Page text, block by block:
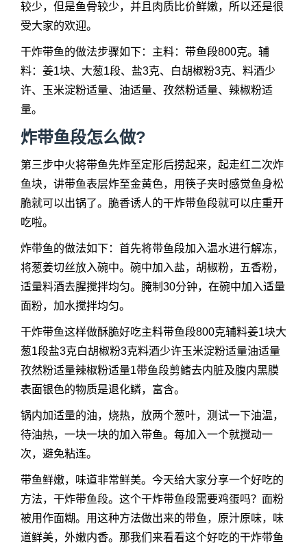
较少，但是鱼骨较少，并且肉质比价鲜嫩，所以还是很
受大家的欢迎。
干炸带鱼的做法步骤如下：主料：带鱼段800克。辅
料：姜1块、大葱1段、盐3克、白胡椒粉3克、料酒少
许、玉米淀粉适量、油适量、孜然粉适量、辣椒粉适
量。
炸带鱼段怎么做?
第三步中火将带鱼先炸至定形后捞起来，起走红二次炸
鱼块，讲带鱼表层炸至金黄色，用筷子夹时感觉鱼身松
脆就可以出锅了。脆香诱人的干炸带鱼段就可以庄重开
吃啦。
炸带鱼的做法如下：首先将带鱼段加入温水进行解冻，
将葱姜切丝放入碗中。碗中加入盐，胡椒粉，五香粉，
适量料酒去腥搅拌均匀。腌制30分钟，在碗中加入适量
面粉，加水搅拌均匀。
干炸带鱼这样做酥脆好吃主料带鱼段800克辅料姜1块大
葱1段盐3克白胡椒粉3克料酒少许玉米淀粉适量油适量
孜然粉适量辣椒粉适量1带鱼段剪鳍去内脏及腹内黑膜
表面银色的物质是退化鳞，富含。
锅内加适量的油，烧热，放两个葱叶，测试一下油温，
待油热，一块一块的加入带鱼。每加入一个就搅动一
次，避免粘连。
带鱼鲜嫩，味道非常鲜美。今天给大家分享一个好吃的
方法，干炸带鱼段。这个干炸带鱼段需要鸡蛋吗？面粉
被用作面糊。用这种方法做出来的带鱼，原汁原味，味
道鲜美，外嫩内香。那我们来看看这个好吃的干炸带鱼